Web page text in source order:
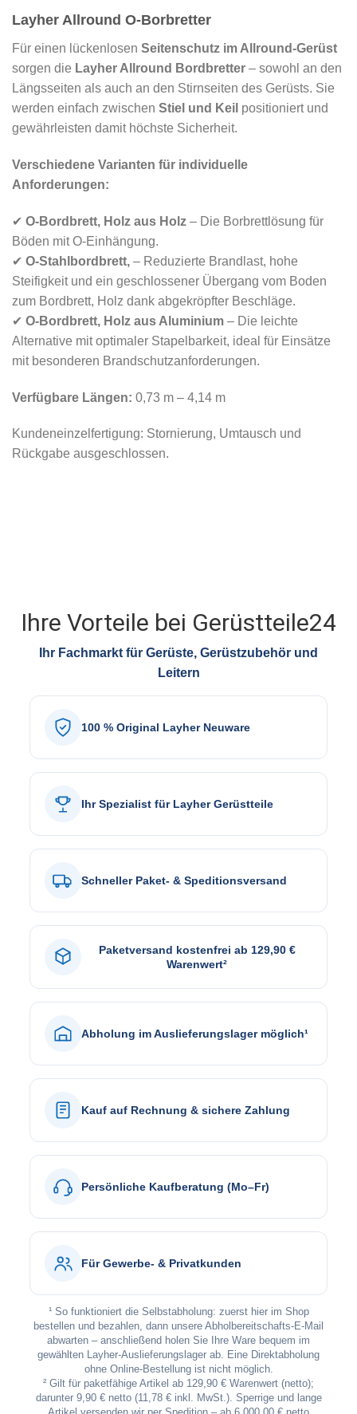
Layher Allround O-Borbretter
Für einen lückenlosen Seitenschutz im Allround-Gerüst
sorgen die Layher Allround Bordbretter – sowohl an den
Längsseiten als auch an den Stirnseiten des Gerüsts. Sie
werden einfach zwischen Stiel und Keil positioniert und
gewährleisten damit höchste Sicherheit.
Verschiedene Varianten für individuelle
Anforderungen:
✔ O-Bordbrett, Holz aus Holz – Die Borbrettlösung für
Böden mit O-Einhängung.
✔ O-Stahlbordbrett, – Reduzierte Brandlast, hohe
Steifigkeit und ein geschlossener Übergang vom Boden
zum Bordbrett, Holz dank abgekröpfter Beschläge.
✔ O-Bordbrett, Holz aus Aluminium – Die leichte
Alternative mit optimaler Stapelbarkeit, ideal für Einsätze
mit besonderen Brandschutzanforderungen.
Verfügbare Längen: 0,73 m – 4,14 m
Kundeneinzelfertigung: Stornierung, Umtausch und
Rückgabe ausgeschlossen.
Ihre Vorteile bei Gerüstteile24
Ihr Fachmarkt für Gerüste, Gerüstzubehör und
Leitern
100 % Original Layher Neuware
Ihr Spezialist für Layher Gerüstteile
Schneller Paket- & Speditionsversand
Paketversand kostenfrei ab 129,90 €
Warenwert²
Abholung im Auslieferungslager möglich¹
Kauf auf Rechnung & sichere Zahlung
Persönliche Kaufberatung (Mo–Fr)
Für Gewerbe- & Privatkunden
¹ So funktioniert die Selbstabholung: zuerst hier im Shop
bestellen und bezahlen, dann unsere Abholbereitschafts-E-Mail
abwarten – anschließend holen Sie Ihre Ware bequem im
gewählten Layher-Auslieferungslager ab. Eine Direktabholung
ohne Online-Bestellung ist nicht möglich.
² Gilt für paketfähige Artikel ab 129,90 € Warenwert (netto);
darunter 9,90 € netto (11,78 € inkl. MwSt.). Sperrige und lange